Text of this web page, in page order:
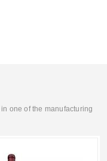
one of the manufacturing